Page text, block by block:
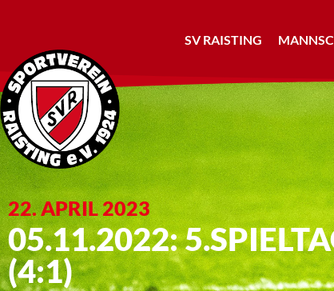
SV RAISTING
22. APRIL 2023
05.11.2022:
(4:1)